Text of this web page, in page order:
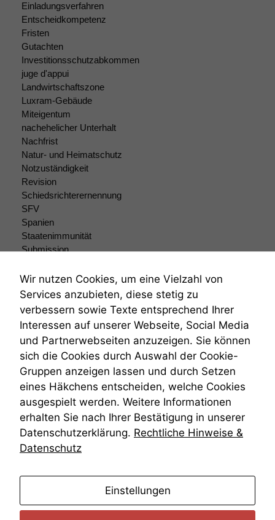
Einladungsverfahren
Entscheidkompetenz
Fristen
Gutachten
Investitionsschutzabkommen
juge d'appui
Landwirtschaftszone
Luxram-Gebäude
Miteigentum
nachehelicher Unterhalt
Nachfrist
Natur- und Heimatschutz
Notzuständigkeit
Revision
Schiedsrichterernennung
SFV
Spanien
Staatenimmunität
Submission
Teilungsklage
Venezuela
VRK
Wiederherstellungsanordnung
Zivilprozessordnung
ZPO
Zustellfiktion
Zuständigkeit
Öffentliches Personalrecht
Öffentlichkeitsprinzip
Wir nutzen Cookies, um eine Vielzahl von
Services anzubieten, diese stetig zu
verbessern sowie Texte entsprechend Ihrer
Interessen auf unserer Webseite, Social Media
und Partnerwebseiten anzuzeigen. Sie können
sich die Cookies durch Auswahl der Cookie-
Gruppen anzeigen lassen und durch Setzen
eines Häkchens entscheiden, welche Cookies
ausgespielt werden. Weitere Informationen
erhalten Sie nach Ihrer Bestätigung in unserer
Datenschutzerklärung. Rechtliche Hinweise &
Datenschutz
Einstellungen
diese Option
kann die
Website nicht
zu 100%
funktionieren.
Marketing
Wir speichern
anonyme Daten ab,
um interne
marketingtechnische
Auswertungen
durchführen zu